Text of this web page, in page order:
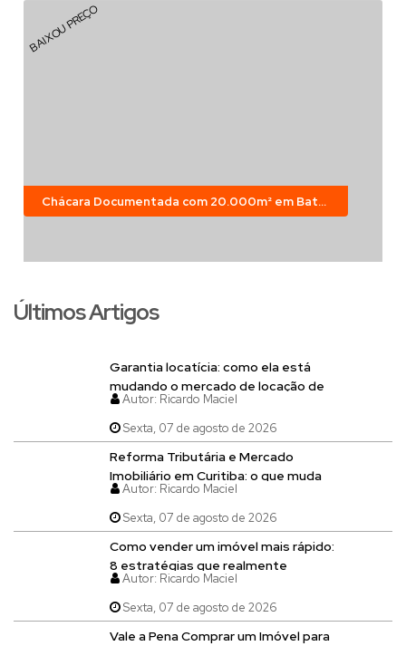
BAIXOU PREÇO
Chácara Documentada com 20.000m² em Bateias – Campo Largo
Últimos Artigos
Garantia locatícia: como ela está
mudando o mercado de locação de
imóveis em Curitiba
Autor: Ricardo Maciel
Sexta, 07 de agosto de 2026
Reforma Tributária e Mercado
Imobiliário em Curitiba: o que muda
para quem compra, vende, aluga ou
constrói imóveis
Autor: Ricardo Maciel
Sexta, 07 de agosto de 2026
Como vender um imóvel mais rápido:
8 estratégias que realmente
funcionam
Autor: Ricardo Maciel
Sexta, 07 de agosto de 2026
Vale a Pena Comprar um Imóvel para